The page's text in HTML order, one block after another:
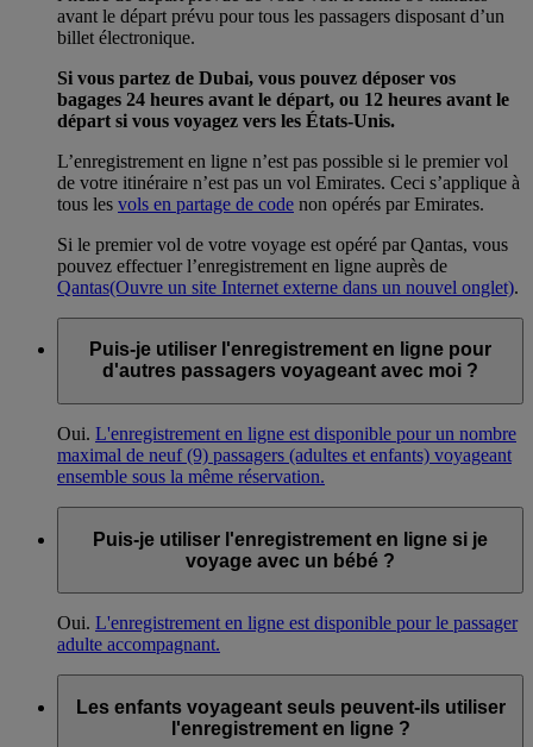
avant le départ prévu pour tous les passagers disposant d’un
billet électronique.
Si vous partez de Dubai, vous pouvez déposer vos
bagages 24 heures avant le départ, ou 12 heures avant le
départ si vous voyagez vers les États-Unis.
L’enregistrement en ligne n’est pas possible si le premier vol
de votre itinéraire n’est pas un vol Emirates. Ceci s’applique à
tous les vols en partage de code non opérés par Emirates.
Si le premier vol de votre voyage est opéré par Qantas, vous
pouvez effectuer l’enregistrement en ligne auprès de
Qantas(Ouvre un site Internet externe dans un nouvel onglet).
Puis-je utiliser l'enregistrement en ligne pour
d'autres passagers voyageant avec moi ?
Oui. L'enregistrement en ligne est disponible pour un nombre
maximal de neuf (9) passagers (adultes et enfants) voyageant
ensemble sous la même réservation.
Puis-je utiliser l'enregistrement en ligne si je
voyage avec un bébé ?
Oui. L'enregistrement en ligne est disponible pour le passager
adulte accompagnant.
Les enfants voyageant seuls peuvent-ils utiliser
l'enregistrement en ligne ?